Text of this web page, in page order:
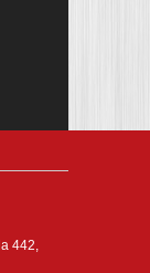
442,